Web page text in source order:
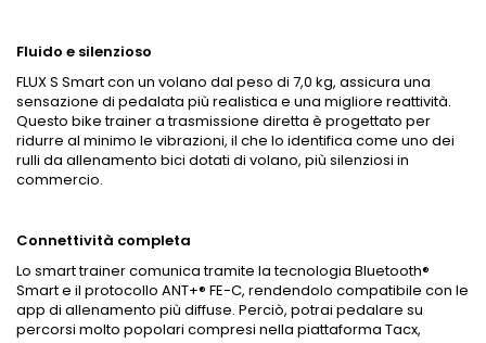
Fluido e silenzioso
FLUX S Smart con un volano dal peso di 7,0 kg, assicura una
sensazione di pedalata più realistica e una migliore reattività.
Questo bike trainer a trasmissione diretta è progettato per
ridurre al minimo le vibrazioni, il che lo identifica come uno dei
rulli da allenamento bici dotati di volano, più silenziosi in
commercio.
Connettività completa
Lo smart trainer comunica tramite la tecnologia Bluetooth®
Smart e il protocollo ANT+® FE-C, rendendolo compatibile con le
app di allenamento più diffuse. Perciò, potrai pedalare su
percorsi molto popolari compresi nella piattaforma Tacx,